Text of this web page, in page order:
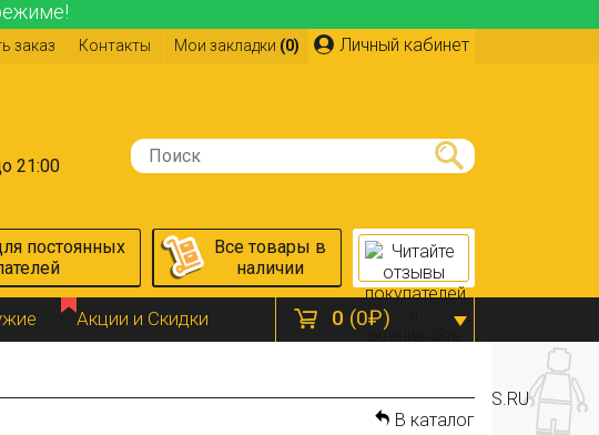
Личный кабинет
заказ Контакты Мои закладки (0)
21:00
0 (0₽)
постоянных
Все товары в
наличии
Акции и Скидки
В каталог